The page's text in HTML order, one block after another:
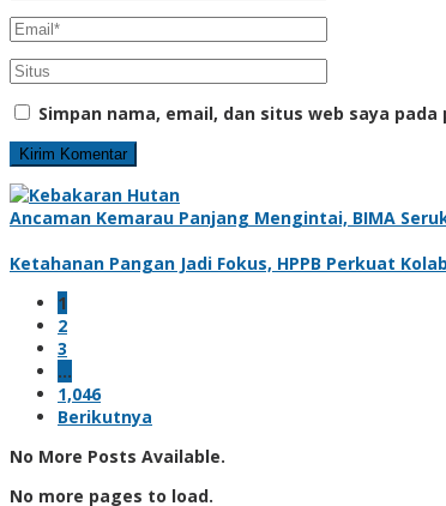
Simpan nama, email, dan situs web saya
Ancaman Kemarau Panjang Mengintai, BIMA
Ketahanan Pangan Jadi Fokus, HPPB Perkuat
1
2
3
…
1,046
Berikutnya
No More Posts Available.
No more pages to load.